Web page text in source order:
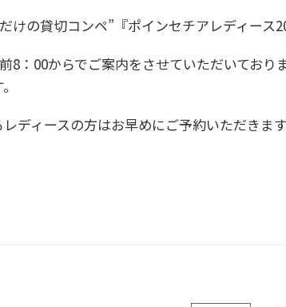
けの貸切コンペ”『ポインセチアレディース
8：00からでご案内をさせていただいており
ディースの方はお早めにご予約いただきま